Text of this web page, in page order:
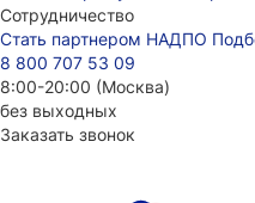
Сотрудничество
Стать партнером НАДПО
8 800 707 53 09
8:00-20:00 (Москва)
без выходных
Заказать звонок